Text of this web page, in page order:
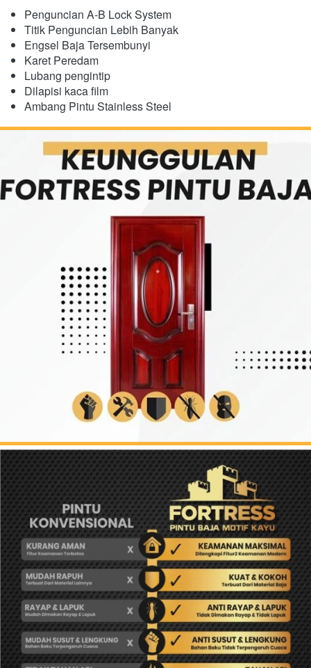
Penguncian A-B Lock System
Titik Penguncian Lebih Banyak
Engsel Baja Tersembunyi
​Karet Peredam
Lubang pengintip
Dilapisi kaca film
Ambang Pintu Stainless Steel